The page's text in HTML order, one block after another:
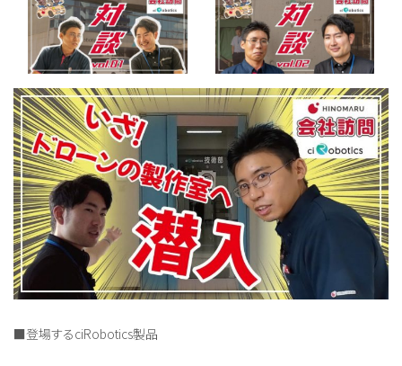
■登場するciRobotics製品